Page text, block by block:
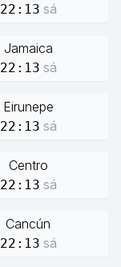
22:13 sá
Jamaica
22:13 sá
Eirunepe
22:13 sá
Centro
22:13 sá
Cancún
22:13 sá